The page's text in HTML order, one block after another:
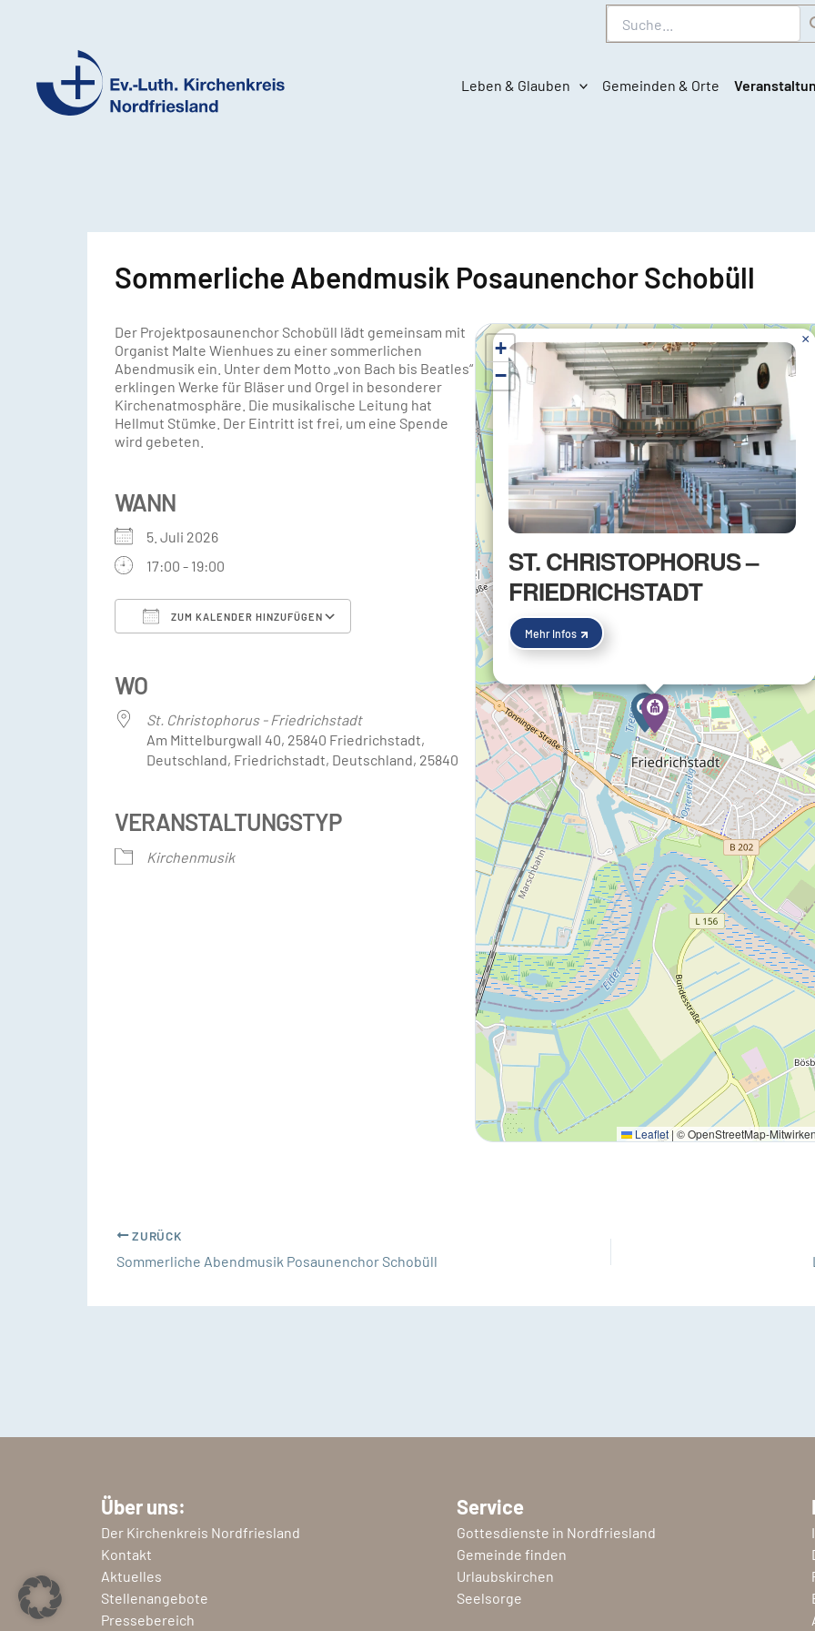
Suche
Ev.-
Leben & Glauben Gemeinden & Orte
Sommerliche Abendmusik Posaunenchor Schobüll
Der Projektposaunenchor Schobüll lädt gemeinsam mit
Organist Malte Wienhues zu einer sommerlichen
Abendmusik ein. Unter dem Motto „von Bach bis Beatles“
erklingen Werke für Bläser und Orgel in besonderer
Kirchenatmosphäre. Die musikalische Leitung hat
Hellmut Stümke. Der Eintritt ist frei, um eine Spende
wird gebeten.
WANN
5. Juli 2026
17:00 - 19:00
ZUM KALENDER HINZUFÜGEN
iCalendar
WO
St. Christophorus - Friedrichstadt
Am Mittelburgwall 40, 25840 Friedrichstadt,
Deutschland, Friedrichstadt, Deutschland, 25840
VERANSTALTUNGSTYP
Kirchenmusik
ST. CHRISTOPHORUS –
FRIEDRICHSTADT
Mehr Infos
×
+
−
Leaflet | © OpenStreetMap-
ZURÜCK
Sommerliche Abendmusik Posaunenchor Schobüll
Über uns:
Der Kirchenkreis Nordfriesland
Kontakt
Aktuelles
Stellenangebote
Pressebereich
Service
Gottesdienste in Nordfriesland
Gemeinde finden
Urlaubskirchen
Seelsorge